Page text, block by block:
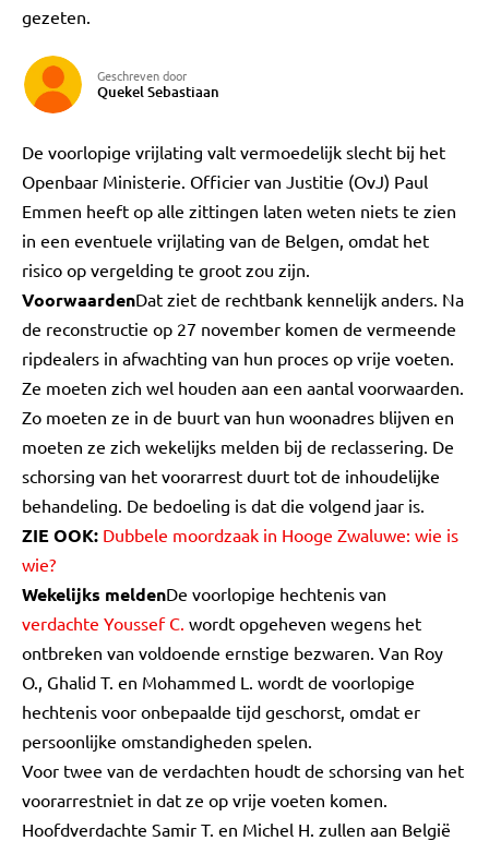
gezeten.
Geschreven door
Quekel Sebastiaan
De voorlopige vrijlating valt vermoedelijk slecht bij het
Openbaar Ministerie. Officier van Justitie (OvJ) Paul
Emmen heeft op alle zittingen laten weten niets te zien
in een eventuele vrijlating van de Belgen, omdat het
risico op vergelding te groot zou zijn.
VoorwaardenDat ziet de rechtbank kennelijk anders. Na
de reconstructie op 27 november komen de vermeende
ripdealers in afwachting van hun proces op vrije voeten.
Ze moeten zich wel houden aan een aantal voorwaarden.
Zo moeten ze in de buurt van hun woonadres blijven en
moeten ze zich wekelijks melden bij de reclassering. De
schorsing van het voorarrest duurt tot de inhoudelijke
behandeling. De bedoeling is dat die volgend jaar is.
ZIE OOK: Dubbele moordzaak in Hooge Zwaluwe: wie is
wie?
Wekelijks meldenDe voorlopige hechtenis van
verdachte Youssef C. wordt opgeheven wegens het
ontbreken van voldoende ernstige bezwaren. Van Roy
O., Ghalid T. en Mohammed L. wordt de voorlopige
hechtenis voor onbepaalde tijd geschorst, omdat er
persoonlijke omstandigheden spelen.
Voor twee van de verdachten houdt de schorsing van het
voorarrestniet in dat ze op vrije voeten komen.
Hoofdverdachte Samir T. en Michel H. zullen aan België